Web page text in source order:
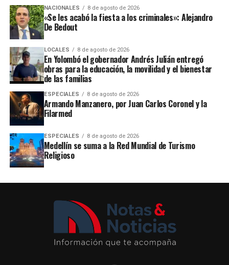
NACIONALES 8 de agosto de 2026
«Se les acabó la fiesta a los criminales»: Alejandro
De Bedout
LOCALES 8 de agosto de 2026
En Yolombó el gobernador Andrés Julián entregó
obras para la educación, la movilidad y el bienestar
de las familias
ESPECIALES 8 de agosto de 2026
Armando Manzanero, por Juan Carlos Coronel y la
Filarmed
ESPECIALES 8 de agosto de 2026
Medellín se suma a la Red Mundial de Turismo
Religioso